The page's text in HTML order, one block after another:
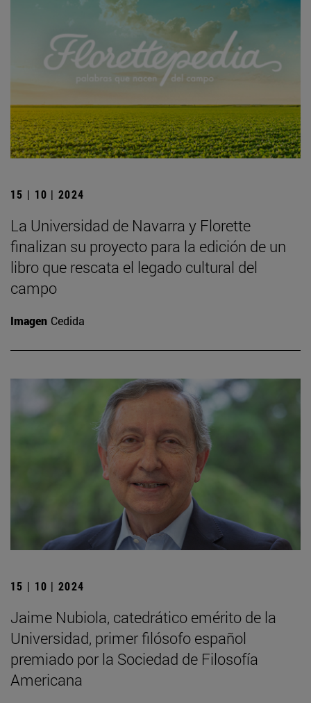
15 | 10 | 2024
La Universidad de Navarra y Florette
finalizan su proyecto para la edición de un
libro que rescata el legado cultural del
campo
Imagen Cedida
15 | 10 | 2024
Jaime Nubiola, catedrático emérito de la
Universidad, primer filósofo español
premiado por la Sociedad de Filosofía
Americana